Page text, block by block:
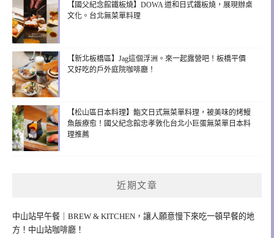
【國父紀念館鐵板燒】DOWA 道和日式鐵板燒，展現辦桌
文化。台北無菜單料理
【新北板橋區】Jag這個浮洲。來一起露營吧！板橋平價
又好吃的戶外庭院咖啡廳！
【松山區日本料理】鮨文日式無菜單料理，被美味的烤鰻
魚飯療愈！國父紀念館忠孝敦化台北小巨蛋無菜單日本料
理推薦
近期文章
中山站早午餐｜BREW & KITCHEN，讓人願意慢下來吃一頓早餐的地
方！中山站咖啡廳！